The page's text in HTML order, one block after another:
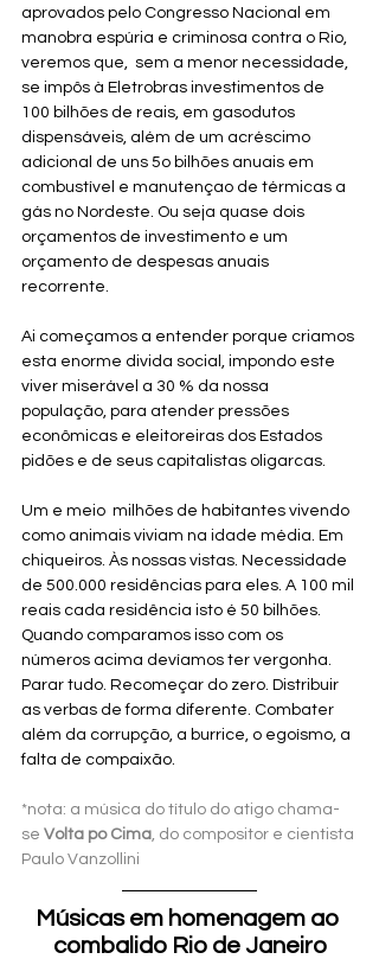
aprovados pelo Congresso Nacional em
manobra espúria e criminosa contra o Rio,
veremos que,  sem a menor necessidade,
se impôs à Eletrobras investimentos de
100 bilhões de reais, em gasodutos
dispensáveis, além de um acréscimo
adicional de uns 5o bilhões anuais em
combustível e manutençao de térmicas a
gás no Nordeste. Ou seja quase dois
orçamentos de investimento e um
orçamento de despesas anuais
recorrente.
Ai começamos a entender porque criamos
esta enorme divida social, impondo este
viver miserável a 30 % da nossa
população, para atender pressões
econômicas e eleitoreiras dos Estados
pidões e de seus capitalistas oligarcas.
Um e meio  milhões de habitantes vivendo
como animais viviam na idade média. Em
chiqueiros. Às nossas vistas. Necessidade
de 500.000 residências para eles. A 100 mil
reais cada residência isto é 50 bilhões.
Quando comparamos isso com os
números acima devíamos ter vergonha.
Parar tudo. Recomeçar do zero. Distribuir
as verbas de forma diferente. Combater
além da corrupção, a burrice, o egoísmo, a
falta de compaixão.
*nota: a música do título do atigo chama-
se Volta po Cima, do compositor e cientista
Paulo Vanzollini
Músicas em homenagem ao
combalido Rio de Janeiro